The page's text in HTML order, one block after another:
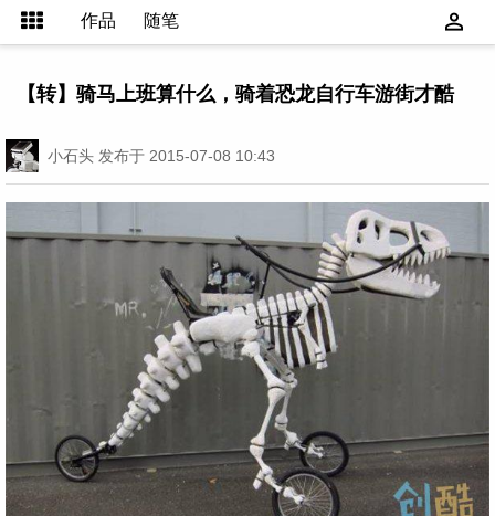
作品 随笔
【转】骑马上班算什么，骑着恐龙自行车游街才酷
小石头 发布于 2015-07-08 10:43